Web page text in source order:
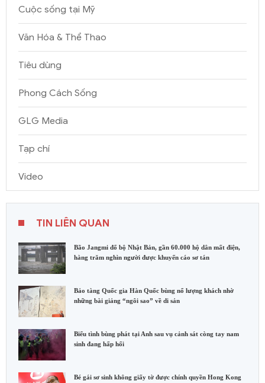
Cuộc sống tại Mỹ
Văn Hóa & Thể Thao
Tiêu dùng
Phong Cách Sống
GLG Media
Tạp chí
Video
TIN LIÊN QUAN
Bão Jangmi đổ bộ Nhật Bản, gần 60.000 hộ dân mất điện,
hàng trăm nghìn người được khuyến cáo sơ tán
Bảo tàng Quốc gia Hàn Quốc bùng nổ lượng khách nhờ
những bài giảng “ngôi sao” về di sản
Biểu tình bùng phát tại Anh sau vụ cảnh sát còng tay nam
sinh đang hấp hối
Bé gái sơ sinh không giấy tờ được chính quyền Hong Kong